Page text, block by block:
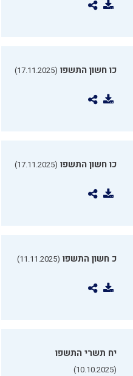
כו חשון התשפו (17.11.2025)
כו חשון התשפו (17.11.2025)
כ חשון התשפו (11.11.2025)
יח תשרי התשפו
(10.10.2025)